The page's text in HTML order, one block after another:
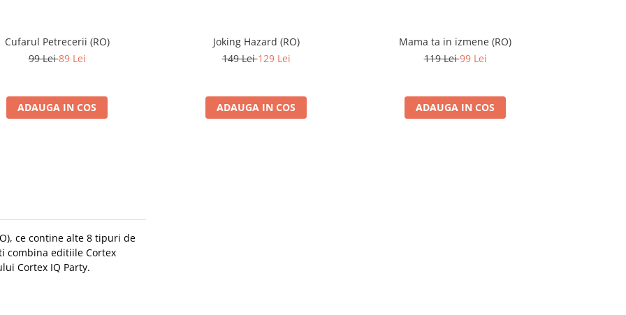
Cufarul Petrecerii (RO)
99 Lei89 Lei
ADAUGA IN COS
Joking Hazard (RO)
149 Lei129 Lei
ADAUGA IN COS
Mama ta in izmene (RO)
119 Lei99 Lei
ADAUGA IN COS
ce contine alte 8 tipuri de
combina editiile Cortex
Cortex IQ Party.